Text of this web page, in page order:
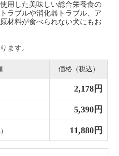
用した美味しい総合栄養食の
ラブルや消化器トラブル、ア
材料が食べられない犬にもお
ます。
価格（税込）
2,178円
5,390円
11,880円